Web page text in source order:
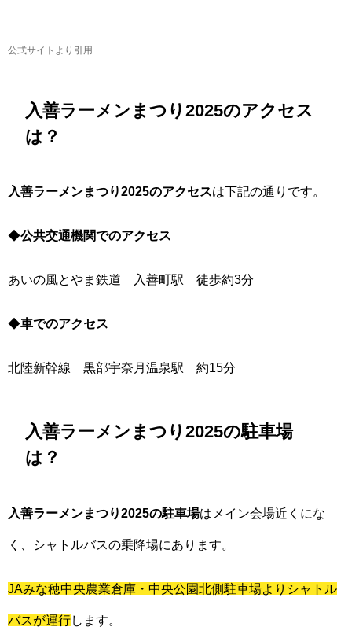
公式サイトより引用
入善ラーメンまつり2025のアクセス
は？
入善ラーメンまつり2025のアクセスは下記の通りです。
◆公共交通機関でのアクセス
あいの風とやま鉄道 入善町駅 徒歩約3分
◆車でのアクセス
北陸新幹線 黒部宇奈月温泉駅 約15分
入善ラーメンまつり2025の駐車場
は？
入善ラーメンまつり2025の駐車場はメイン会場近くにな
く、シャトルバスの乗降場にあります。
JAみな穂中央農業倉庫・中央公園北側駐車場よりシャトル
バスが運行します。